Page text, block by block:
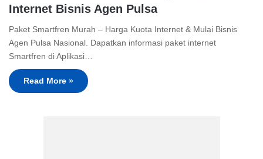
Internet Bisnis Agen Pulsa
Paket Smartfren Murah – Harga Kuota Internet & Mulai Bisnis
Agen Pulsa Nasional. Dapatkan informasi paket internet
Smartfren di Aplikasi…
Read More »